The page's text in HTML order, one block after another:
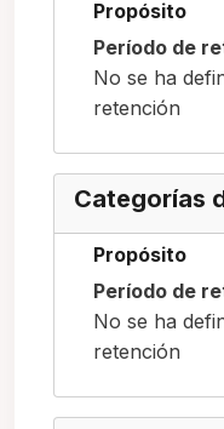
Propósito
Período de
No se ha
retención
Categorías
Propósito
Período de
No se ha
retención